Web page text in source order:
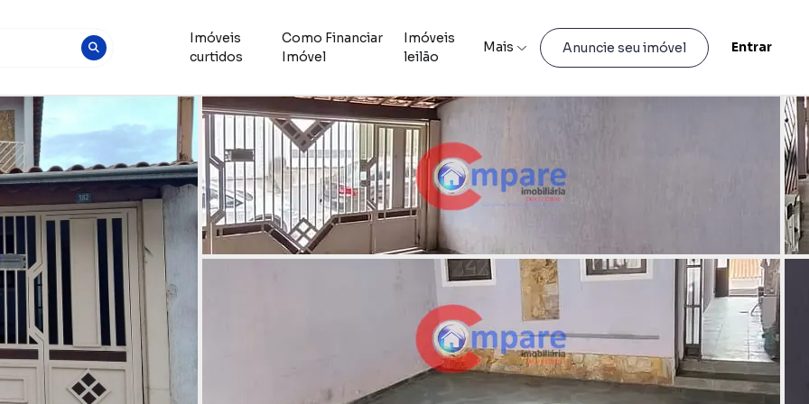
Imóveis
curtidos
Como Financiar
Imóvel
Imóveis
leilão
Mais Anuncie seu imóvel Entrar